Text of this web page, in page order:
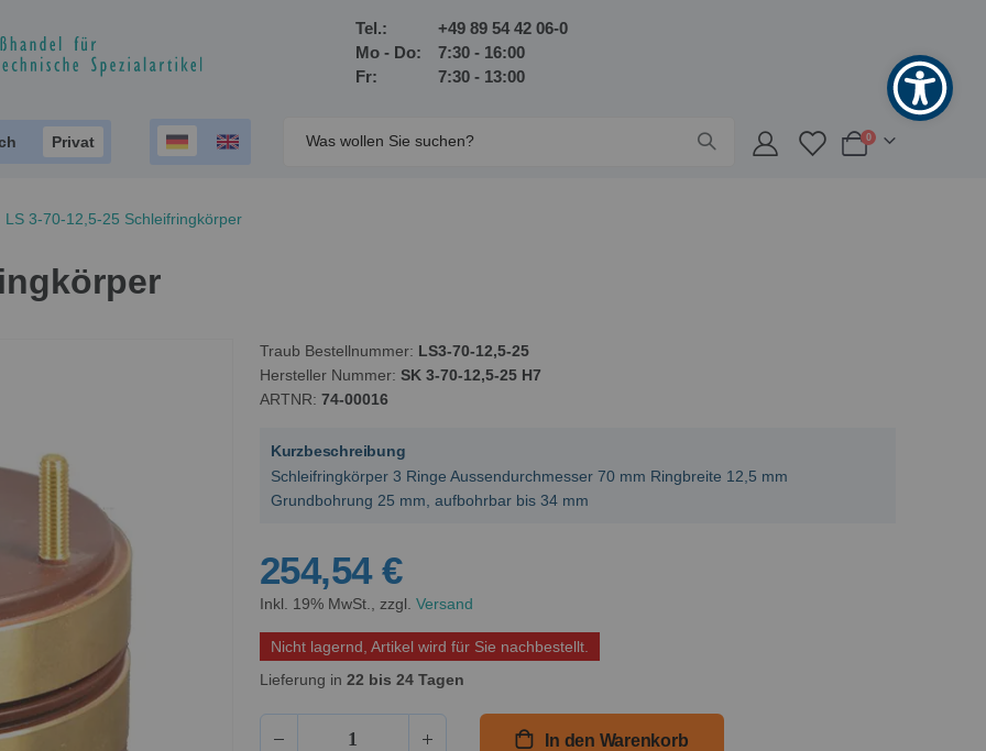
Tel.:
+49 89 54 42 06-0
Mo - Do:
7:30 - 16:00
Fr:
7:30 - 13:00
Privat
Warenkorb
0Artikel
LS 3-70-12,5-25 Schleifringkörper
Traub Bestellnummer LS3-70-12,5-25
Hersteller Nummer SK 3-70-12,5-25 H7
ARTNR 74-00016
Kurzbeschreibung
Schleifringkörper 3 Ringe Aussendurchmesser 70 mm Ringbreite 12,5 mm
Grundbohrung 25 mm, aufbohrbar bis 34 mm
254,54 €
Inkl. 19% MwSt., zzgl. Versand
Nicht lagernd, Artikel wird für Sie nachbestellt.
Lieferung in 22 bis 24 Tagen
In den Warenkorb